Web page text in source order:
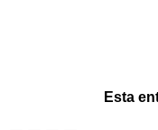
Esta